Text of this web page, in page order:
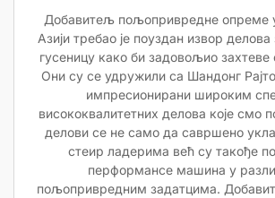
Добавитељ пољопривредне опреме у
Азији требао је поуздан извор делова
гусеницу како би задовољио захтеве
Они су се удружили са Шандонг
импресионирани широким
висококвалитетних делова које смо
делови се не само да савршено
стеир ладерима већ су такође
перформансе машина у
пољопривредним задатцима.